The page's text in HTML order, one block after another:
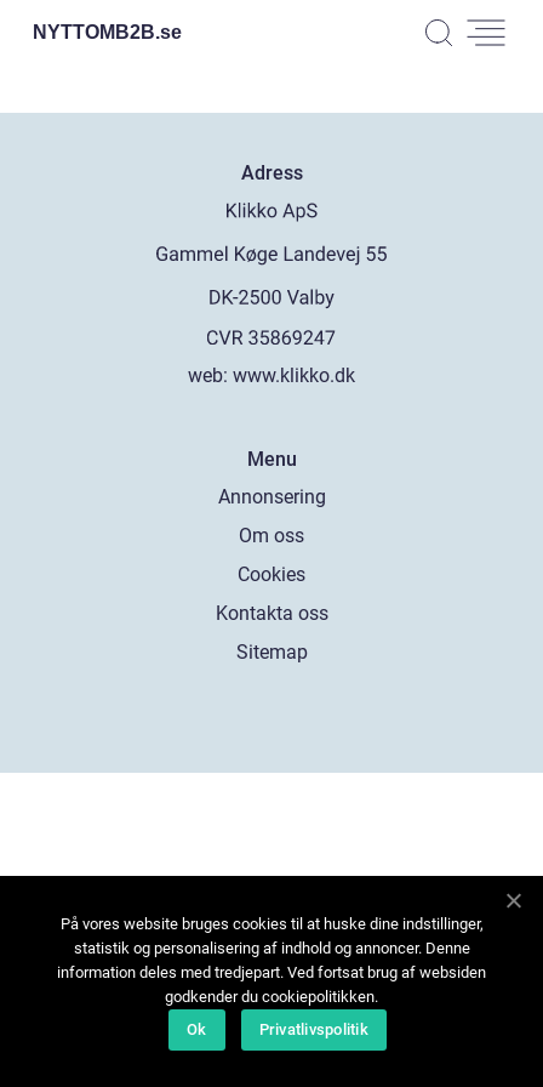
NYTTOMB2B.se
Adress
web: www.klikko.dk
Menu
Annonsering
Om oss
Cookies
Kontakta oss
Sitemap
På vores website bruges cookies til at huske dine indstillinger,
statistik og personalisering af indhold og annoncer. Denne
information deles med tredjepart. Ved fortsat brug af websiden
godkender du cookiepolitikken.
Ok
Privatlivspolitik